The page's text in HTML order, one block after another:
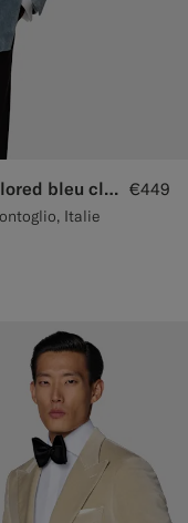
Veste de smoking Havana coupe tailored bleu clair
Italie
€449